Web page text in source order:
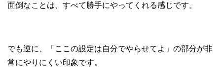
面倒なことは、すべて勝手にやってくれる感じです。
でも逆に、「ここの設定は自分でやらせてよ」の部分が非
常にやりにくい印象です。